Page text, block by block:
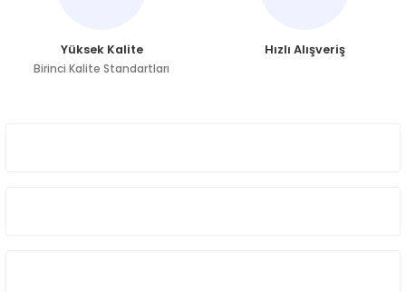
Yüksek Kalite
Birinci Kalite Standartları
Hızlı Alışveriş